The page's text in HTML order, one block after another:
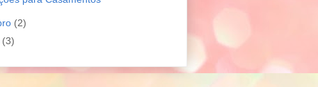
(2)
(3)